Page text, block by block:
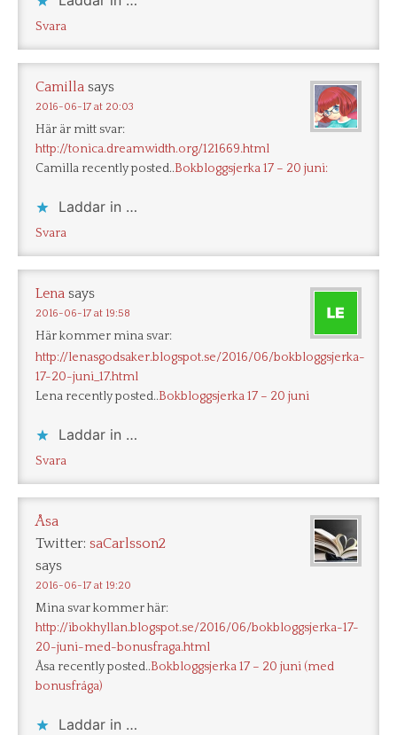
Svara
Camilla says
2016-06-17 at 20:03
Här är mitt svar:
http://tonica.dreamwidth.org/121669.html
Camilla recently posted..Bokbloggsjerka 17 – 20 juni:
Laddar in …
Svara
Lena says
2016-06-17 at 19:58
Här kommer mina svar:
http://lenasgodsaker.blogspot.se/2016/06/bokbloggsjerka-
17-20-juni_17.html
Lena recently posted..Bokbloggsjerka 17 – 20 juni
Laddar in …
Svara
Åsa
Twitter: saCarlsson2
says
2016-06-17 at 19:20
Mina svar kommer här:
http://ibokhyllan.blogspot.se/2016/06/bokbloggsjerka-17-
20-juni-med-bonusfraga.html
Åsa recently posted..Bokbloggsjerka 17 – 20 juni (med
bonusfråga)
Laddar in …